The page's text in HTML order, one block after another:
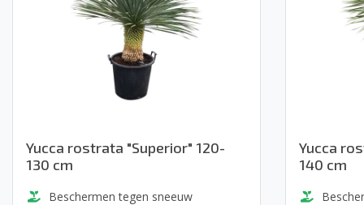
Yucca rostrata "Superior" 120-
130 cm
Beschermen tegen sneeuw
Yucca
140 cm